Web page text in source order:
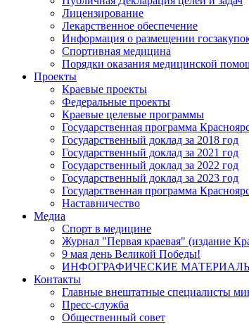
Лицензирование
Лекарственное обеспечение
Информация о размещении
Спортивная медицина
Порядки оказания медицинской
Проекты
Краевые проекты
Федеральные проекты
Краевые целевые программы
Государственная программа
Государственный доклад за 2018 год
Государственный доклад за 2021 год
Государственный доклад за 2022 год
Государственный доклад за 2023 год
Государственная программа
Наставничество
Медиа
Спорт в медицине
Журнал "Первая краевая" (издание
9 мая день Великой Победы!
ИНФОГРАФИЧЕСКИЕ
Контакты
Главные внештатные специалисты
Пресс-служба
Общественный совет